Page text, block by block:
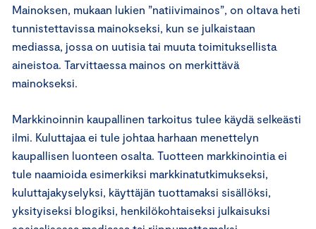
Mainoksen, mukaan lukien ”natiivimainos”, on oltava heti
tunnistettavissa mainokseksi, kun se julkaistaan
mediassa, jossa on uutisia tai muuta toimituksellista
aineistoa. Tarvittaessa mainos on merkittävä
mainokseksi.
Markkinoinnin kaupallinen tarkoitus tulee käydä selkeästi
ilmi. Kuluttajaa ei tule johtaa harhaan menettelyn
kaupallisen luonteen osalta. Tuotteen markkinointia ei
tule naamioida esimerkiksi markkinatutkimukseksi,
kuluttajakyselyksi, käyttäjän tuottamaksi sisällöksi,
yksityiseksi blogiksi, henkilökohtaiseksi julkaisuksi